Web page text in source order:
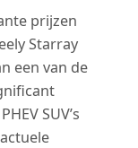
prijzen
Starray
een van de
SUV’s